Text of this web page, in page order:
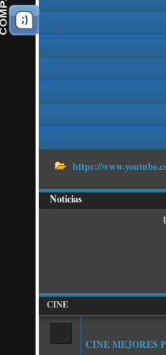
https://
Noticias
CINE
CINE MEJORES